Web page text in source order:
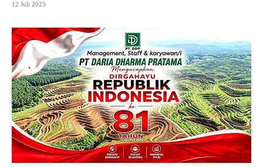
12 Juli 2025